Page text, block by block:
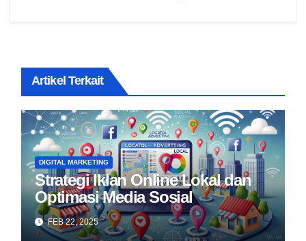
Artikel Terkait
DIGITAL MARKETING
Strategi Iklan Online Lokal dan
Optimasi Media Sosial
FEB 22, 2025